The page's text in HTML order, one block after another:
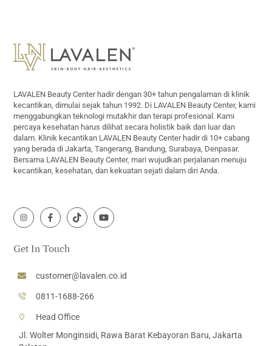
To
Top
LAVALEN Beauty Center hadir dengan 30+ tahun pengalaman di klinik
kecantikan, dimulai sejak tahun 1992. Di LAVALEN Beauty Center, kami
menggabungkan teknologi mutakhir dan terapi profesional. Kami
percaya kesehatan harus dilihat secara holistik baik dari luar dan
dalam. Klinik kecantikan LAVALEN Beauty Center hadir di 10+ cabang
yang berada di Jakarta, Tangerang, Bandung, Surabaya, Denpasar.
Bersama LAVALEN Beauty Center, mari wujudkan perjalanan menuju
kecantikan, kesehatan, dan kekuatan sejati dalam diri Anda.
Icon
Icon
Icon
Icon
Get In Touch
customer@lavalen.co.id
0811-1688-266
Head Office
Jl. Wolter Monginsidi, Rawa Barat Kebayoran Baru, Jakarta